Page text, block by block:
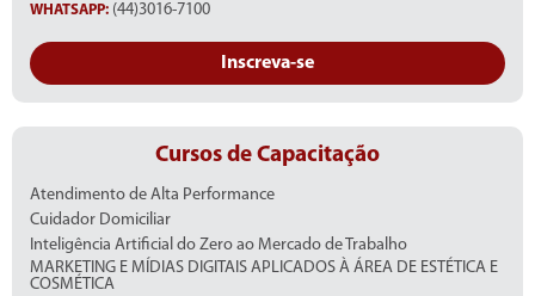
WHATSAPP: (44)3016-7100
Inscreva-se
Cursos de Capacitação
Atendimento de Alta Performance
Cuidador Domiciliar
Inteligência Artificial do Zero ao Mercado de Trabalho
MARKETING E MÍDIAS DIGITAIS APLICADOS À ÁREA DE ESTÉTICA E
COSMÉTICA